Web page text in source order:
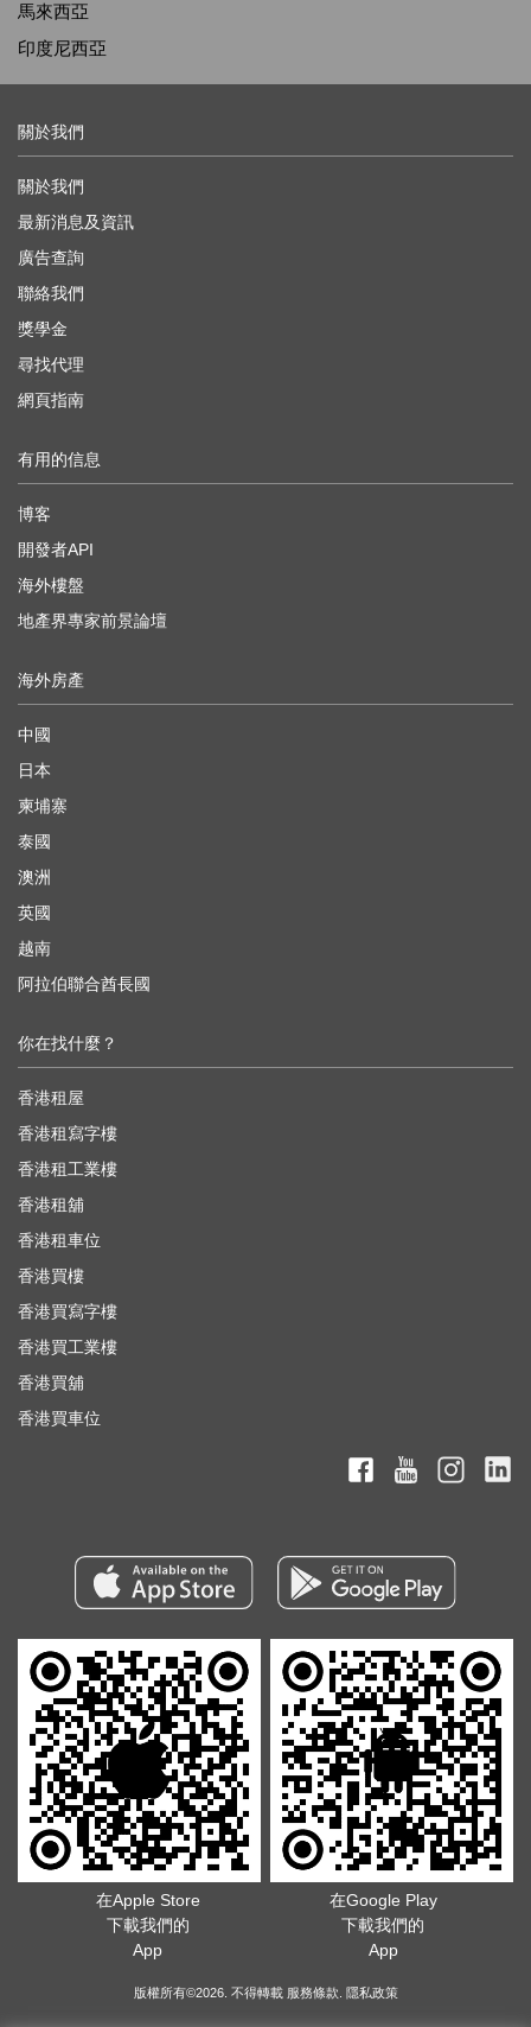
馬來西亞
印度尼西亞
關於我們
關於我們
最新消息及資訊
廣告查詢
聯絡我們
獎學金
尋找代理
網頁指南
有用的信息
博客
開發者API
海外樓盤
地產界專家前景論壇
海外房產
中國
日本
柬埔寨
泰國
澳洲
英國
越南
阿拉伯聯合酋長國
你在找什麼？
香港租屋
香港租寫字樓
香港租工業樓
香港租舖
香港租車位
香港買樓
香港買寫字樓
香港買工業樓
香港買舖
香港買車位
在Apple Store
下載我們的
App
在Google Play
下載我們的
App
版權所有©2026. 不得轉載 服務條款 隱私政策